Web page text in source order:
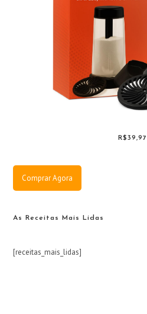
R$39,97
Comprar Agora
As Receitas Mais Lidas
[receitas_mais_lidas]